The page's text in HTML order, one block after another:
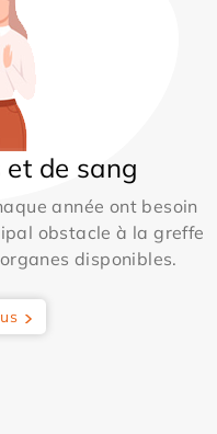
de sang
année ont besoin
obstacle à la greffe
disponibles.